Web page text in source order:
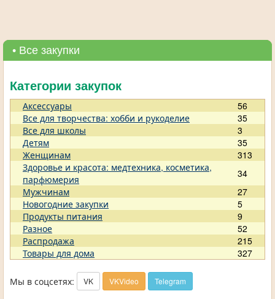
• Все закупки
Категории закупок
Аксессуары
56
Все для творчества: хобби и рукоделие
35
Все для школы
3
Детям
35
Женщинам
313
Здоровье и красота: медтехника, косметика,
парфюмерия
34
Мужчинам
27
Новогодние закупки
5
Продукты питания
9
Разное
52
Распродажа
215
Товары для дома
327
Мы в соцсетях: VK VKVideo Telegram